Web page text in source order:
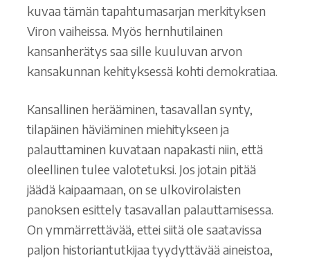
kuvaa tämän tapahtumasarjan merkityksen
Viron vaiheissa. Myös hernhutilainen
kansanherätys saa sille kuuluvan arvon
kansakunnan kehityksessä kohti demokratiaa.
Kansallinen herääminen, tasavallan synty,
tilapäinen häviäminen miehitykseen ja
palauttaminen kuvataan napakasti niin, että
oleellinen tulee valotetuksi. Jos jotain pitää
jäädä kaipaamaan, on se ulkovirolaisten
panoksen esittely tasavallan palauttamisessa.
On ymmärrettävää, ettei siitä ole saatavissa
paljon historiantutkijaa tyydyttävää aineistoa,